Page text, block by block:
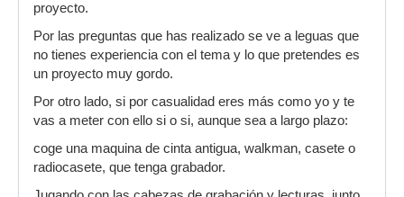
proyecto.
Por las preguntas que has realizado se ve a leguas que
no tienes experiencia con el tema y lo que pretendes es
un proyecto muy gordo.
Por otro lado, si por casualidad eres más como yo y te
vas a meter con ello si o si, aunque sea a largo plazo:
coge una maquina de cinta antigua, walkman, casete o
radiocasete, que tenga grabador.